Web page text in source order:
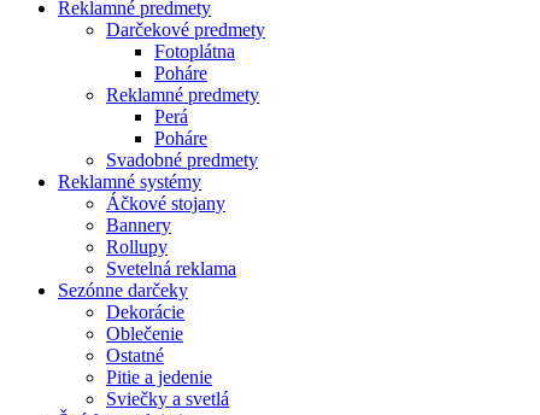
Reklamné predmety
Darčekové predmety
Fotoplátna
Poháre
Reklamné predmety
Perá
Poháre
Svadobné predmety
Reklamné systémy
Áčkové stojany
Bannery
Rollupy
Svetelná reklama
Sezónne darčeky
Dekorácie
Oblečenie
Ostatné
Pitie a jedenie
Sviečky a svetlá